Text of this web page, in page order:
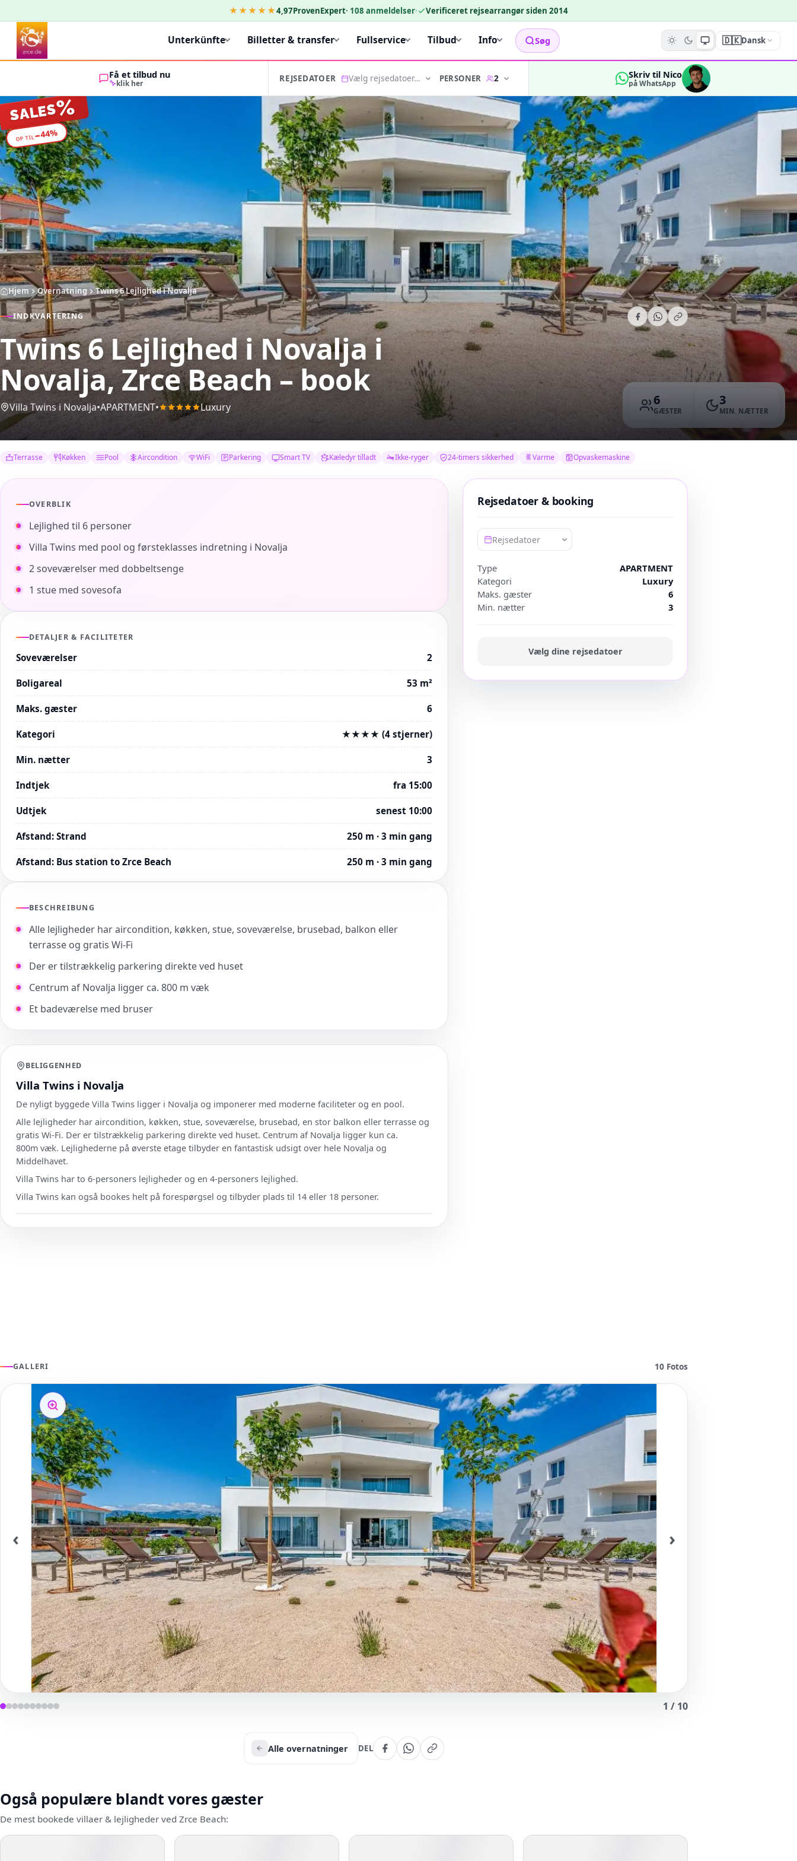
★★★★★4,97ProvenExpert· 108 anmeldelser· Verificeret rejsearrangør siden 2014
Unterkünfte Billetter & transfer Fullservice Tilbud Info Søg 🇩🇰Dansk
Få et tilbud nu
klik her REJSEDATOER Vælg rejsedatoer… PERSONER 2 Skriv til Nico
på WhatsApp
SALES%
OP TIL−44%
6
GÆSTER
3
MIN. NÆTTER
Hjem Overnatning Twins 6 Lejlighed i Novalja
INDKVARTERING
Twins 6 Lejlighed i Novaljai
Novalja, Zrce Beach – book
Villa Twins i Novalja•APARTMENT• Luxury
Terrasse Køkken Pool Aircondition WiFi Parkering Smart TV Kæledyr tilladt Ikke-ryger 24-timers sikkerhed Varme Opvaskemaskine
OVERBLIK
Lejlighed til 6 personer
Villa Twins med pool og førsteklasses indretning i Novalja
2 soveværelser med dobbeltsenge
1 stue med sovesofa
DETALJER & FACILITETER
Soveværelser 2
Boligareal 53 m²
Maks. gæster 6
Kategori ★★★★ (4 stjerner)
Min. nætter 3
Indtjek fra 15:00
Udtjek senest 10:00
Afstand: Strand 250 m · 3 min gang
Afstand: Bus station to Zrce Beach 250 m · 3 min gang
BESCHREIBUNG
Alle lejligheder har aircondition, køkken, stue, soveværelse, brusebad, balkon eller
terrasse og gratis Wi-Fi
Der er tilstrækkelig parkering direkte ved huset
Centrum af Novalja ligger ca. 800 m væk
Et badeværelse med bruser
Rejsedatoer & booking
Rejsedatoer
Type
APARTMENT
Kategori
Luxury
Maks. gæster
6
Min. nætter
3
Vælg dine rejsedatoer
BELIGGENHED
Villa Twins i Novalja
De nyligt byggede Villa Twins ligger i Novalja og imponerer med moderne faciliteter og en pool.
Alle lejligheder har aircondition, køkken, stue, soveværelse, brusebad, en stor balkon eller terrasse og
gratis Wi-Fi. Der er tilstrækkelig parkering direkte ved huset. Centrum af Novalja ligger kun ca.
800m væk. Lejlighederne på øverste etage tilbyder en fantastisk udsigt over hele Novalja og
Middelhavet.
Villa Twins har to 6-personers lejligheder og en 4-personers lejlighed.
Villa Twins kan også bookes helt på forespørgsel og tilbyder plads til 14 eller 18 personer.
GALLERI 10 Fotos
‹ ›
1 / 10
Alle overnatninger DEL
Også populære blandt vores gæster
De mest bookede villaer & lejligheder ved Zrce Beach: